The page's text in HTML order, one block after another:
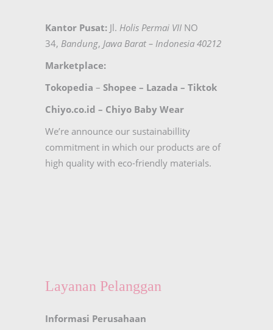
Kantor Pusat: Jl. Holis Permai VII NO
34, Bandung, Jawa Barat – Indonesia 40212
Marketplace:
Tokopedia – Shopee – Lazada – Tiktok
Chiyo.co.id – Chiyo Baby Wear
We’re announce our sustainabillity
commitment in which our products are of
high quality with eco-friendly materials.
Layanan Pelanggan
Informasi Perusahaan